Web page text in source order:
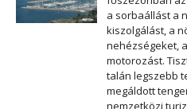
a sorbaállást a
kiszolgálást, a
nehézségeket,
motorozást.
talán legszebb
megáldott
nemzetközi